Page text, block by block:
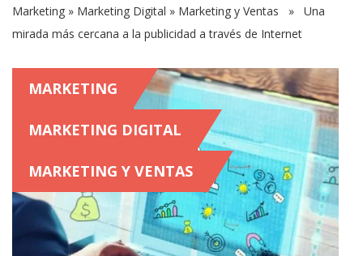
Marketing » Marketing Digital » Marketing y Ventas » Una
mirada más cercana a la publicidad a través de Internet
MARKETING
MARKETING DIGITAL
MARKETING Y VENTAS